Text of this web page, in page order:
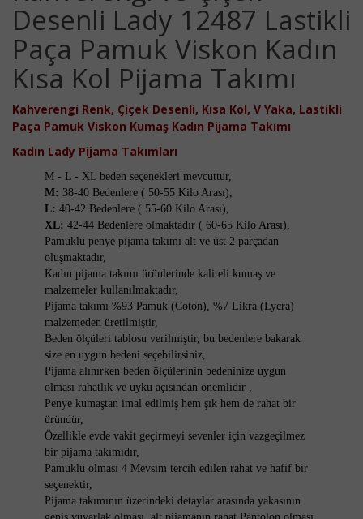
Desenli Lady 12487 Lastikli
Paça Pamuk Viskon Kadın
Kısa Kol Pijama Takımı
Kahverengi Renk, Çiçek Desenli, Kısa Kol, V Yaka, Lastikli
Paça Pamuk Viskon Kumaş Kadın Pijama Takımı
Kadın Lady Pijama Takımları
M - L - XL beden seçenekleri mevcuttur,
M: 38-40 Bedenlere ( 50-55 Kilo Arası),
L: 40-42 Bedenlere ( 55-60 Kilo Arası),
XL: 42-44 Bedenlere olmaktadır ( 60-65 Kilo Arası),
Pamuklu penye pijama takımı alt ve üst 2 parçadan
oluşmaktadır,
Kadın pijama takımı ürünlerinde kaliteli kumaş ve
malzemeler kullanılmaktadır,
Pijama takımı %93 Pamuk (Coton), %7 Likra (Lycra)
malzemeden üretilmiştir,
Beden ölçüleri tablosu verilmiştir, bu bedenlere bakarak
size en uygun bedeni seçebilirsiniz,
Pijama alınırken beden ölçülerinin bedeninize uygun
olması rahatlık ve uyku açısından önemlidir ,
Penye kumaştan imal edilmiş hem şık hem de rahat bir
üründür,
Özellikle evde vakit geçirmeyi sevenler için vazgeçilmez
bir pijama takımıdır,
Pamuklu olması 4 Mevsim tercih edilen rahat ve hafif bir
seçenektir,
Pijama takımının üzerindeki detaylar arasında yakasının